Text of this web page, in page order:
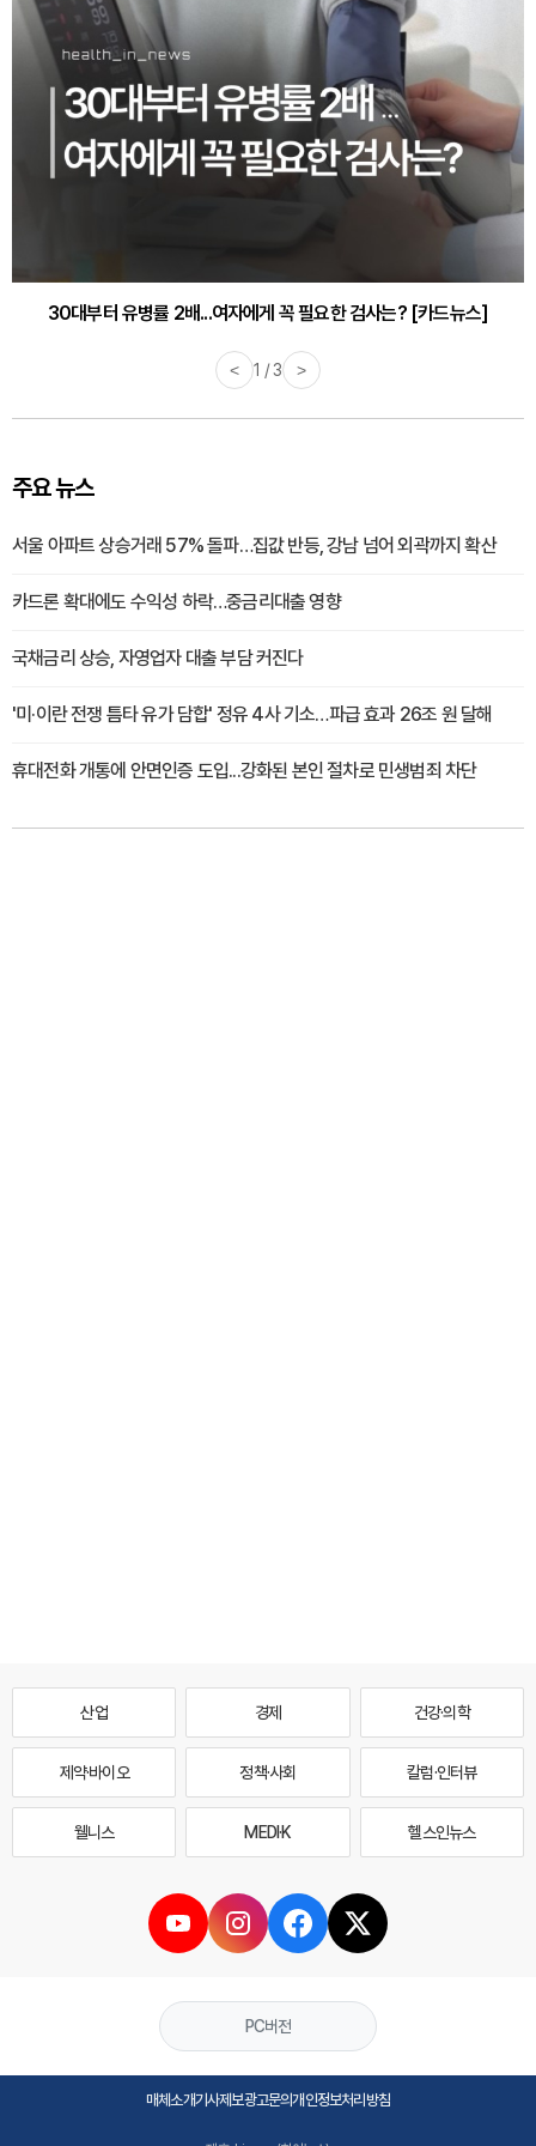
30대부터 유병률 2배...여자에게 꼭 필요한 검사는? [카드뉴스]
< 2 / 3 >
주요 뉴스
서울 아파트 상승거래 57% 돌파…집값 반등, 강남 넘어 외곽까지 확산
카드론 확대에도 수익성 하락…중금리대출 영향
국채금리 상승, 자영업자 대출 부담 커진다
'미·이란 전쟁 틈타 유가 담합' 정유 4사 기소…파급 효과 26조 원 달해
휴대전화 개통에 안면인증 도입...강화된 본인 절차로 민생범죄 차단
산업 경제 건강·의학
제약·바이오 정책·사회 칼럼·인터뷰
웰니스 MEDI·K 헬스인뉴스
PC버전
매체소개기사제보광고문의개인정보처리방침